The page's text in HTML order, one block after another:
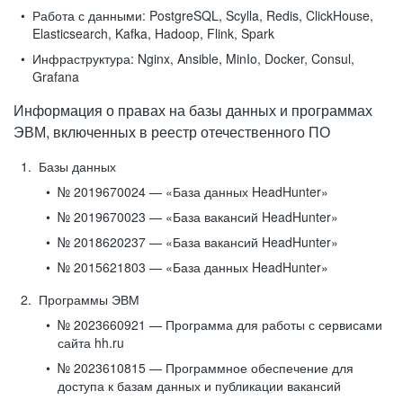
Работа с данными: PostgreSQL, Scylla, Redis, ClickHouse,
Elasticsearch, Kafka, Hadoop, Flink, Spark
Инфраструктура: Nginx, Ansible, MinIo, Docker, Consul,
Grafana
Информация о правах на базы данных и программах
ЭВМ, включенных в реестр отечественного ПО
Базы данных
№ 2019670024 — «База данных HeadHunter»
№ 2019670023 — «База вакансий HeadHunter»
№ 2018620237 — «База вакансий HeadHunter»
№ 2015621803 — «База данных HeadHunter»
Программы ЭВМ
№ 2023660921 — Программа для работы с сервисами
сайта hh.ru
№ 2023610815 — Программное обеспечение для
доступа к базам данных и публикации вакансий